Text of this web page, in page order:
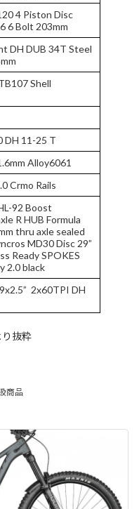
4 Piston Disc
6 Bolt 203mm
DH DUB 34T Steel
Shell
DH 11-25 T
Alloy6061
Crmo Rails
92 Boost
R HUB Formula
thru axle sealed
MD30 Disc 29”
Ready SPOKES
2.0 black
2x60TPI DH
抜粋
商品